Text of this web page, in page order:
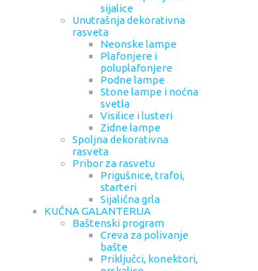
sijalice
Unutrašnja dekorativna
rasveta
Neonske lampe
Plafonjere i
poluplafonjere
Podne lampe
Stone lampe i noćna
svetla
Visilice i lusteri
Zidne lampe
Spoljna dekorativna
rasveta
Pribor za rasvetu
Prigušnice, trafoi,
starteri
Sijalična grla
KUĆNA GALANTERIJA
Baštenski program
Creva za polivanje
bašte
Priključci, konektori,